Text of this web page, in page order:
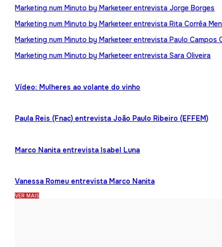
Marketing num Minuto by Marketeer entrevista Jorge Borges
Marketing num Minuto by Marketeer entrevista Rita Corrêa
Marketing num Minuto by Marketeer entrevista Paulo Campos
Marketing num Minuto by Marketeer entrevista Sara Oliveira
Vídeo: Mulheres ao volante do vinho
Paula Reis (Fnac) entrevista João Paulo Ribeiro (EFFEM)
Marco Nanita entrevista Isabel Luna
Vanessa Romeu entrevista Marco Nanita
VER MAIS